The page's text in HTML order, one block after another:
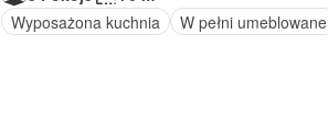
Wyposażona kuchnia
W pełni umeblowane